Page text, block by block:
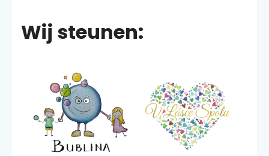
Wij steunen: